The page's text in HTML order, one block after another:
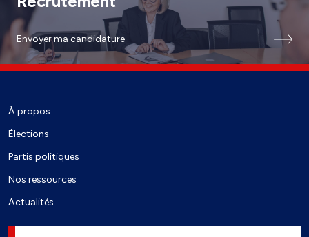
Envoyer ma candidature
À propos
Élections
Partis politiques
Nos ressources
Actualités